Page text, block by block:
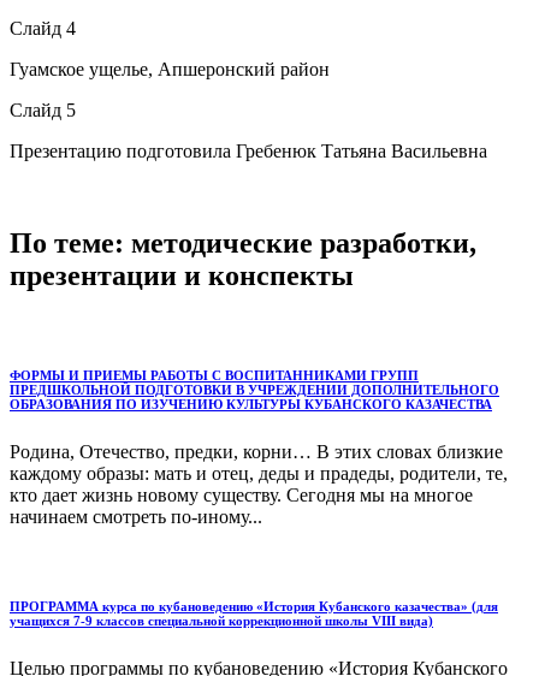
Слайд 4
Гуамское ущелье, Апшеронский район
Слайд 5
Презентацию подготовила Гребенюк Татьяна Васильевна
По теме: методические разработки,
презентации и конспекты
ФОРМЫ И ПРИЕМЫ РАБОТЫ С ВОСПИТАННИКАМИ ГРУПП
ПРЕДШКОЛЬНОЙ ПОДГОТОВКИ В УЧРЕЖДЕНИИ ДОПОЛНИТЕЛЬНОГО
ОБРАЗОВАНИЯ ПО ИЗУЧЕНИЮ КУЛЬТУРЫ КУБАНСКОГО КАЗАЧЕСТВА
Родина, Отечество, предки, корни… В этих словах близкие
каждому образы: мать и отец, деды и прадеды, родители, те,
кто дает жизнь новому существу. Сегодня мы на многое
начинаем смотреть по-иному...
ПРОГРАММА курса по кубановедению «История Кубанского казачества» (для
учащихся 7-9 классов специальной коррекционной школы VIII вида)
Целью программы по кубановедению «История Кубанского